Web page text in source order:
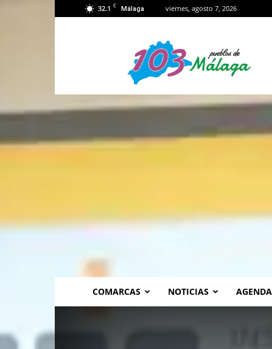
32.1 C Málaga viernes, agosto 7, 2026
Málaga
COMARCAS NOTICIAS AGENDA